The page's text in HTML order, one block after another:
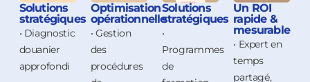
Solutions
stratégiques
• Diagnostic
douanier
approfondi
Optimisation
opérationnelle
• Gestion
des
procédures
Solutions
stratégiques
•
Programmes
de
Un ROI
rapide &
mesurable
• Expert en
temps
partagé,